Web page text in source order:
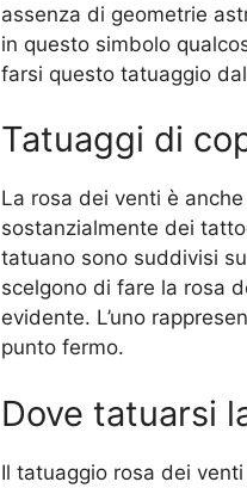
assenza di geometrie
in questo simbolo
farsi questo tatuaggio
Tatuaggi di
La rosa dei venti è
sostanzialmente dei
tatuano sono suddivisi
scelgono di fare la rosa
evidente. L’uno
punto fermo.
Dove tatuarsi
Il tatuaggio rosa dei